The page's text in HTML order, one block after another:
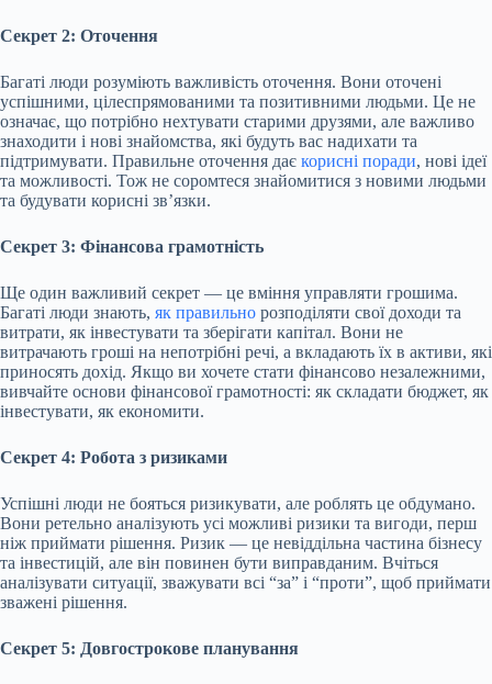
Секрет 2: Оточення
Багаті люди розуміють важливість оточення. Вони оточені
успішними, цілеспрямованими та позитивними людьми. Це не
означає, що потрібно нехтувати старими друзями, але важливо
знаходити і нові знайомства, які будуть вас надихати та
підтримувати. Правильне оточення дає корисні поради, нові ідеї
та можливості. Тож не соромтеся знайомитися з новими людьми
та будувати корисні зв’язки.
Секрет 3: Фінансова грамотність
Ще один важливий секрет — це вміння управляти грошима.
Багаті люди знають, як правильно розподіляти свої доходи та
витрати, як інвестувати та зберігати капітал. Вони не
витрачають гроші на непотрібні речі, а вкладають їх в активи, які
приносять дохід. Якщо ви хочете стати фінансово незалежними,
вивчайте основи фінансової грамотності: як складати бюджет, як
інвестувати, як економити.
Секрет 4: Робота з ризиками
Успішні люди не бояться ризикувати, але роблять це обдумано.
Вони ретельно аналізують усі можливі ризики та вигоди, перш
ніж приймати рішення. Ризик — це невіддільна частина бізнесу
та інвестицій, але він повинен бути виправданим. Вчіться
аналізувати ситуації, зважувати всі “за” і “проти”, щоб приймати
зважені рішення.
Секрет 5: Довгострокове планування